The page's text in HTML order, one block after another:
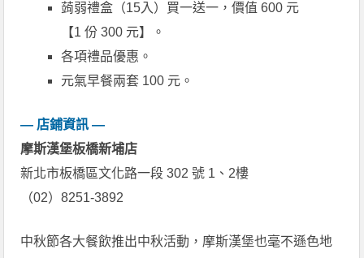
蒟弱禮盒（15入）買一送一，價值 600 元
【1 份 300 元】。
各項禮品優惠。
元氣早餐兩套 100 元。
— 店鋪資訊 —
摩斯漢堡板橋新埔店
新北市板橋區文化路一段 302 號 1、2樓
（02）8251-3892
中秋節各大餐飲推出中秋活動，摩斯漢堡也毫不遜色地